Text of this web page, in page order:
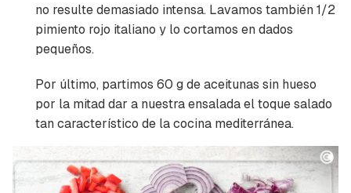
no resulte demasiado intensa. Lavamos también 1/2
pimiento rojo italiano y lo cortamos en dados
pequeños.
Por último, partimos 60 g de aceitunas sin hueso
por la mitad dar a nuestra ensalada el toque salado
tan característico de la cocina mediterránea.